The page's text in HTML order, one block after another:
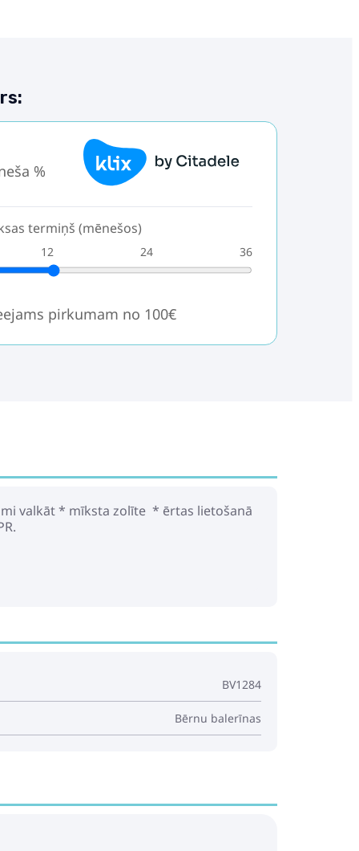
%
termiņš (mēnešos)
12 24 36
pirkumam no 100€
valkāt * mīksta zolīte * ērtas lietošanā
BV1284
Bērnu balerīnas